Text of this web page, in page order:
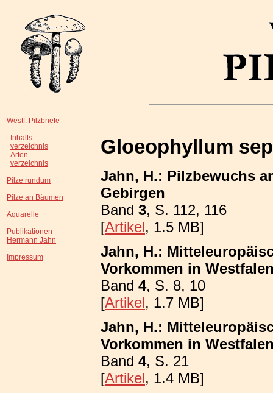
Westf. Pilzbriefe
Inhalts-
verzeichnis
Arten-
verzeichnis
Pilze rundum
Pilze an Bäumen
Aquarelle
Publikationen
Hermann Jahn
Impressum
Gloeophyllum
Jahn, H.: Pilzbewuchs
Gebirgen
Band 3, S. 112, 116
[Artikel, 1.5 MB]
Jahn, H.:
Vorkommen in
Band 4, S. 8, 10
[Artikel, 1.7 MB]
Jahn, H.:
Vorkommen in
Band 4, S. 21
[Artikel, 1.4 MB]